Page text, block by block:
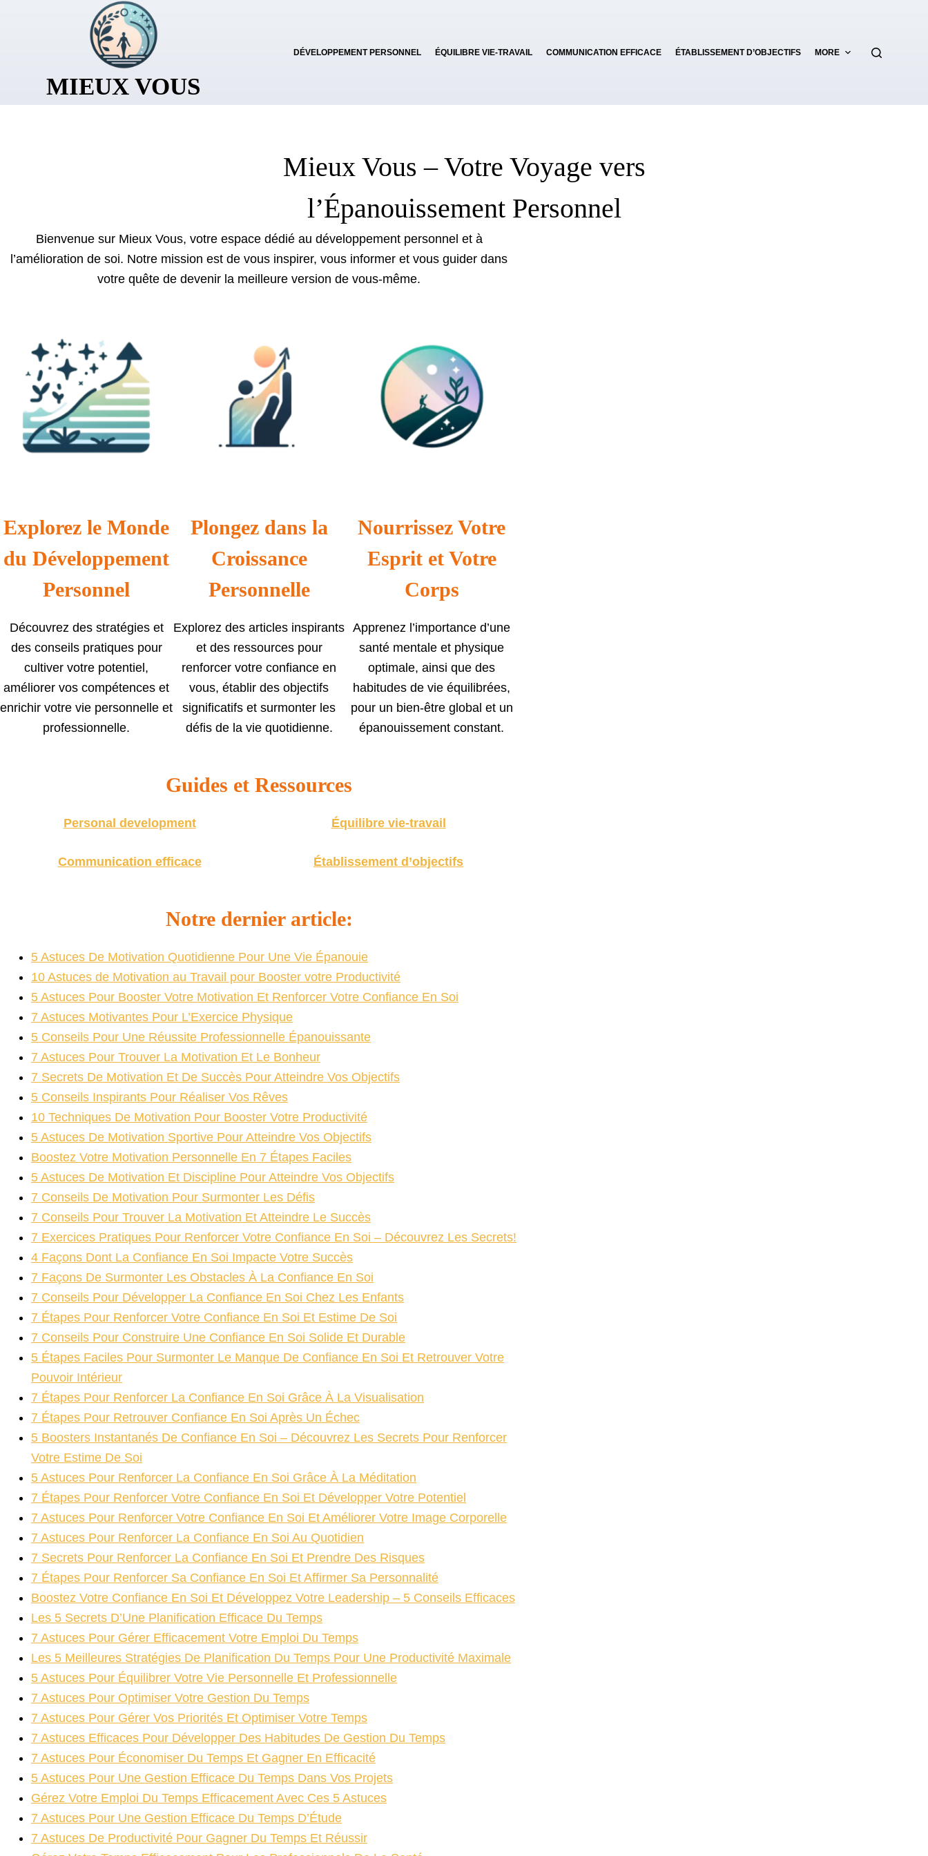
t
MIEUX VOUS
DÉVELOPPEMENT PERSONNEL ÉQUILIBRE VIE-TRAVAIL COMMUNICATION EFFICACE ÉTABLISSEMENT D’OBJECTIFS MORE
Mieux Vous – Votre Voyage vers
l’Épanouissement Personnel
Bienvenue sur Mieux Vous, votre espace dédié au développement personnel et à
l’amélioration de soi. Notre mission est de vous inspirer, vous informer et vous guider dans
votre quête de devenir la meilleure version de vous-même.
Explorez le Monde
du Développement
Personnel
Découvrez des stratégies et
des conseils pratiques pour
cultiver votre potentiel,
améliorer vos compétences et
enrichir votre vie personnelle et
professionnelle.
Plongez dans la
Croissance
Personnelle
Explorez des articles inspirants
et des ressources pour
renforcer votre confiance en
vous, établir des objectifs
significatifs et surmonter les
défis de la vie quotidienne.
Nourrissez Votre
Esprit et Votre
Corps
Apprenez l’importance d’une
santé mentale et physique
optimale, ainsi que des
habitudes de vie équilibrées,
pour un bien-être global et un
épanouissement constant.
Guides et Ressources
Personal development
Communication efficace
Équilibre vie-travail
Établissement d’objectifs
Notre dernier article:
5 Astuces De Motivation Quotidienne Pour Une Vie Épanouie
10 Astuces de Motivation au Travail pour Booster votre Productivité
5 Astuces Pour Booster Votre Motivation Et Renforcer Votre Confiance En Soi
7 Astuces Motivantes Pour L’Exercice Physique
5 Conseils Pour Une Réussite Professionnelle Épanouissante
7 Astuces Pour Trouver La Motivation Et Le Bonheur
7 Secrets De Motivation Et De Succès Pour Atteindre Vos Objectifs
5 Conseils Inspirants Pour Réaliser Vos Rêves
10 Techniques De Motivation Pour Booster Votre Productivité
5 Astuces De Motivation Sportive Pour Atteindre Vos Objectifs
Boostez Votre Motivation Personnelle En 7 Étapes Faciles
5 Astuces De Motivation Et Discipline Pour Atteindre Vos Objectifs
7 Conseils De Motivation Pour Surmonter Les Défis
7 Conseils Pour Trouver La Motivation Et Atteindre Le Succès
7 Exercices Pratiques Pour Renforcer Votre Confiance En Soi – Découvrez Les Secrets!
4 Façons Dont La Confiance En Soi Impacte Votre Succès
7 Façons De Surmonter Les Obstacles À La Confiance En Soi
7 Conseils Pour Développer La Confiance En Soi Chez Les Enfants
7 Étapes Pour Renforcer Votre Confiance En Soi Et Estime De Soi
7 Conseils Pour Construire Une Confiance En Soi Solide Et Durable
5 Étapes Faciles Pour Surmonter Le Manque De Confiance En Soi Et Retrouver Votre
Pouvoir Intérieur
7 Étapes Pour Renforcer La Confiance En Soi Grâce À La Visualisation
7 Étapes Pour Retrouver Confiance En Soi Après Un Échec
5 Boosters Instantanés De Confiance En Soi – Découvrez Les Secrets Pour Renforcer
Votre Estime De Soi
5 Astuces Pour Renforcer La Confiance En Soi Grâce À La Méditation
7 Étapes Pour Renforcer Votre Confiance En Soi Et Développer Votre Potentiel
7 Astuces Pour Renforcer Votre Confiance En Soi Et Améliorer Votre Image Corporelle
7 Astuces Pour Renforcer La Confiance En Soi Au Quotidien
7 Secrets Pour Renforcer La Confiance En Soi Et Prendre Des Risques
7 Étapes Pour Renforcer Sa Confiance En Soi Et Affirmer Sa Personnalité
Boostez Votre Confiance En Soi Et Développez Votre Leadership – 5 Conseils Efficaces
Les 5 Secrets D’Une Planification Efficace Du Temps
7 Astuces Pour Gérer Efficacement Votre Emploi Du Temps
Les 5 Meilleures Stratégies De Planification Du Temps Pour Une Productivité Maximale
5 Astuces Pour Équilibrer Votre Vie Personnelle Et Professionnelle
7 Astuces Pour Optimiser Votre Gestion Du Temps
7 Astuces Pour Gérer Vos Priorités Et Optimiser Votre Temps
7 Astuces Efficaces Pour Développer Des Habitudes De Gestion Du Temps
7 Astuces Pour Économiser Du Temps Et Gagner En Efficacité
5 Astuces Pour Une Gestion Efficace Du Temps Dans Vos Projets
Gérez Votre Emploi Du Temps Efficacement Avec Ces 5 Astuces
7 Astuces Pour Une Gestion Efficace Du Temps D’Étude
7 Astuces De Productivité Pour Gagner Du Temps Et Réussir